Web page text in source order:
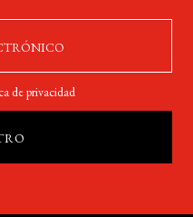
de privacidad